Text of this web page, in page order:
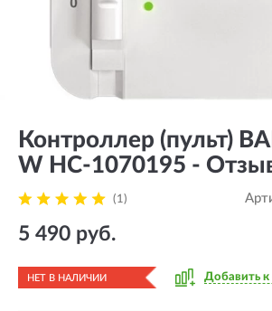
Контроллер (пульт)
W HC-1070195 -
(1)
5 490 руб.
НЕТ В НАЛИЧИИ Добавить к